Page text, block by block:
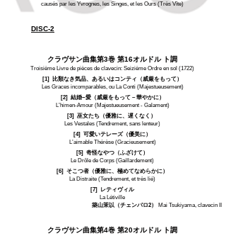
causés par les Yvrognes, les Singes, et les Ours (Très Vîte)
DISC-2
クラヴサン曲集第3巻 第16オルドル ト調
Troisième Livre de pièces de clavecin: Seizième Ordre en sol (1722)
[1] 比類なき気品、あるいはコンティ（威厳をもって）
Les Graces incomparables, ou La Conti (Majestueusement)
[2] 結婚−愛（威厳をもって – 華やかに）
L’himen-Amour (Majestueusement - Galament)
[3] 巫女たち（優雅に、遅くなく）
Les Vestales (Tendrement, sans lenteur)
[4] 可愛いテレーズ（優美に）
L’aimable Thérèse (Gracieusement)
[5] 奇怪なやつ（ふざけて）
Le Drôle de Corps (Gaillardement)
[6] そこつ者（優雅に、極めてなめらかに）
La Distraite (Tendrement, et très lié)
[7] レティヴィル
La Létiville
築山茉以（チェンバロ2）
Mai Tsukiyama, clavecin II
クラヴサン曲集第4巻 第20オルドル ト調